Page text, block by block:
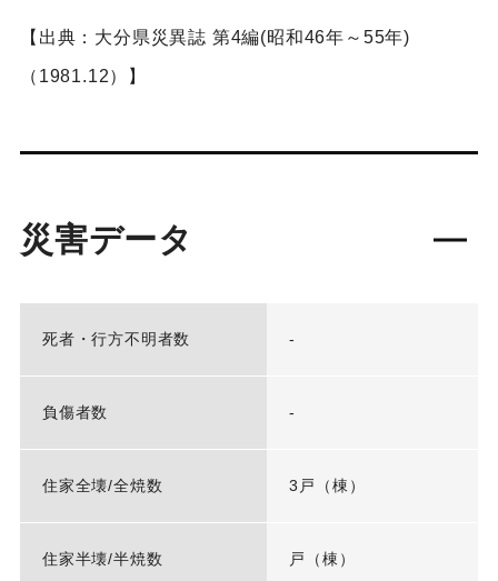
【出典：大分県災異誌 第4編(昭和46年～55年)
（1981.12）】
災害データ
死者・行方不明者数 -
負傷者数 -
住家全壊/全焼数 3戸（棟）
住家半壊/半焼数 戸（棟）